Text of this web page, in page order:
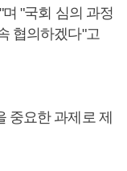
"국회 심의 과정
협의하겠다"고
중요한 과제로 제